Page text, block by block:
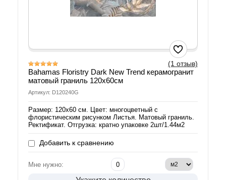
(1 отзыв)
Bahamas Floristry Dark New Trend керамогранит
матовый граниль 120х60см
Артикул: D120240G
Размер: 120х60 см. Цвет: многоцветный с
флористическим рисунком Листья. Матовый граниль.
Ректификат. Отгрузка: кратно упаковке 2шт/1.44м2
Добавить к сравнению
Мне нужно: